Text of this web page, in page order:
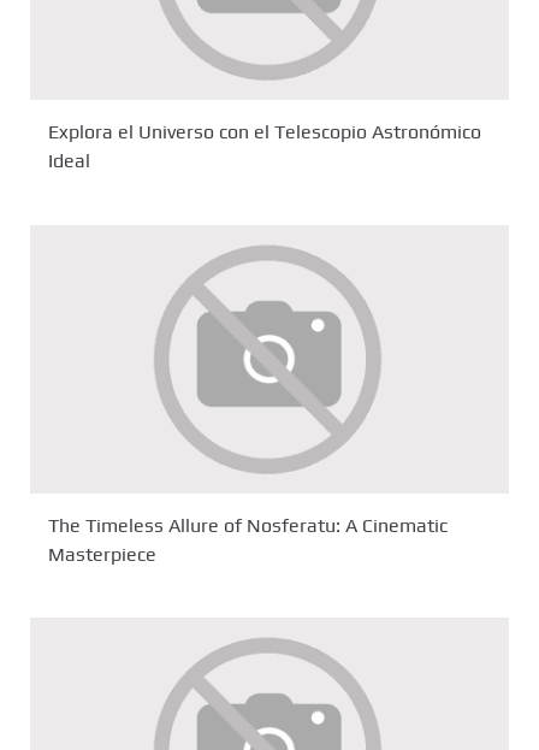
Explora el Universo con el Telescopio Astronómico
Ideal
The Timeless Allure of Nosferatu: A Cinematic
Masterpiece